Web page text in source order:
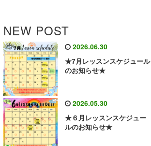
NEW POST
2026.06.30
★7月レッスンスケジュール
のお知らせ★
2026.05.30
★６月レッスンスケジュー
ルのお知らせ★